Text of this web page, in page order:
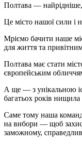
Полтава —
Це місто нашої сили і
Мріємо бачити наше
для життя та
Полтава має стати
європейським
А ще — з унікальною
багатьох років
Саме тому наша
на вибори — щоб
заможному,